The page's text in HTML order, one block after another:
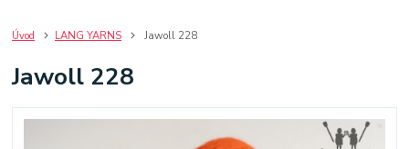
Úvod LANG YARNS Jawoll 228
Jawoll 228